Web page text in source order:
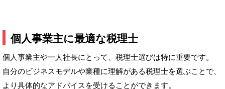
個人事業主に最適な税理士
個人事業主や一人社長にとって、税理士選びは特に重要です。
自分のビジネスモデルや業種に理解がある税理士を選ぶことで、
より具体的なアドバイスを受けることができます。